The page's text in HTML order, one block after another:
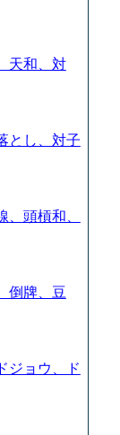
天和、対
とし、対子
頭槓和、
倒牌、豆
ジョウ、ド